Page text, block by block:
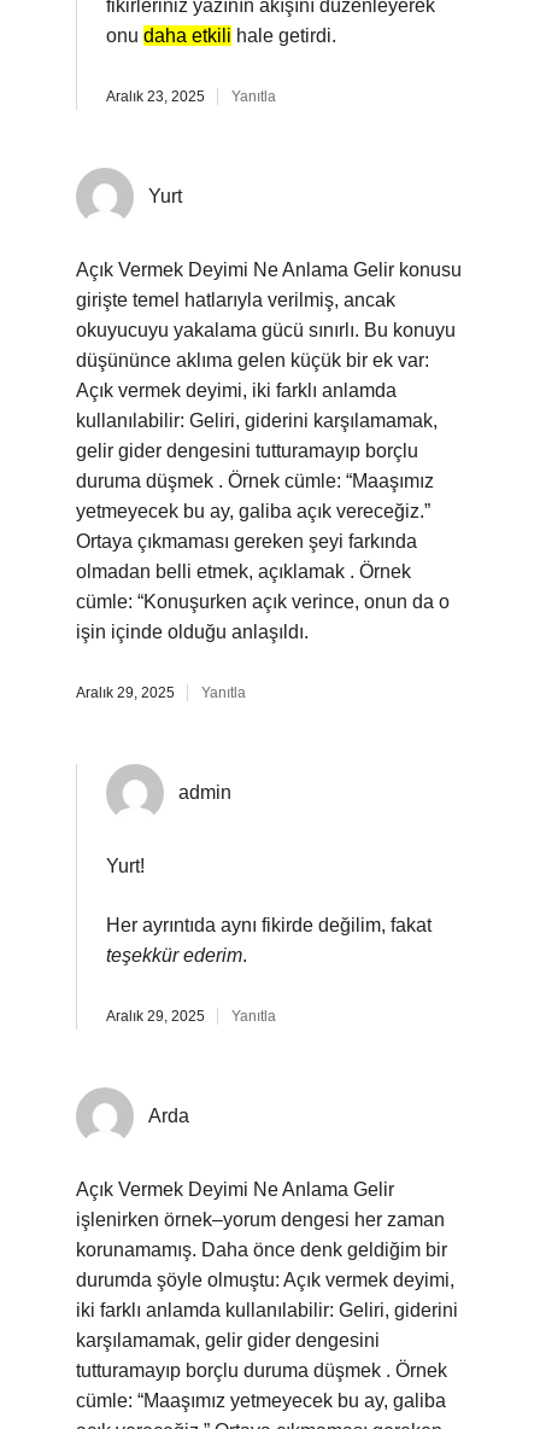
fikirleriniz yazının akışını düzenleyerek
onu daha etkili hale getirdi.
Aralık 23, 2025 Yanıtla
Yurt
Açık Vermek Deyimi Ne Anlama Gelir konusu
girişte temel hatlarıyla verilmiş, ancak
okuyucuyu yakalama gücü sınırlı. Bu konuyu
düşününce aklıma gelen küçük bir ek var:
Açık vermek deyimi, iki farklı anlamda
kullanılabilir: Geliri, giderini karşılamamak,
gelir gider dengesini tutturamayıp borçlu
duruma düşmek . Örnek cümle: “Maaşımız
yetmeyecek bu ay, galiba açık vereceğiz.”
Ortaya çıkmaması gereken şeyi farkında
olmadan belli etmek, açıklamak . Örnek
cümle: “Konuşurken açık verince, onun da o
işin içinde olduğu anlaşıldı.
Aralık 29, 2025 Yanıtla
admin
Yurt!
Her ayrıntıda aynı fikirde değilim, fakat
teşekkür ederim.
Aralık 29, 2025 Yanıtla
Arda
Açık Vermek Deyimi Ne Anlama Gelir
işlenirken örnek–yorum dengesi her zaman
korunamamış. Daha önce denk geldiğim bir
durumda şöyle olmuştu: Açık vermek deyimi,
iki farklı anlamda kullanılabilir: Geliri, giderini
karşılamamak, gelir gider dengesini
tutturamayıp borçlu duruma düşmek . Örnek
cümle: “Maaşımız yetmeyecek bu ay, galiba